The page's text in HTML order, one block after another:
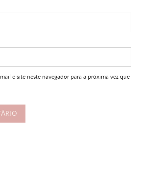
e site neste navegador para a próxima vez que